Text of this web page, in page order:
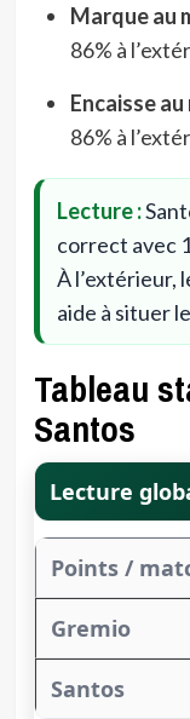
Marque au
86% à
Encaisse
86% à
Lecture :
correct avec
À l’extérieur,
aide à situer
Tableau
Santos
Lecture
Points /